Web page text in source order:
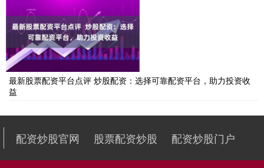
最新股票配资平台点评 炒股配资：选择可靠配资平台，助力投资收
益
配资炒股官网 股票配资炒股 配资炒股门户